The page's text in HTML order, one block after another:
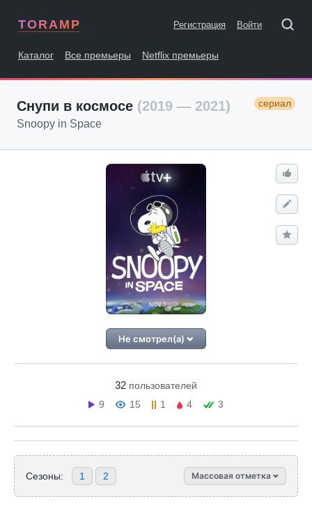
TORAMP Регистрация Войти
Каталог Все премьеры Netflix премьеры
Снупи в космосе (2019 — 2021) сериал
Snoopy in Space
Не смотрел(а)
32 пользователей
9
15 1 4 3
Сезоны: 1 2 Массовая отметка